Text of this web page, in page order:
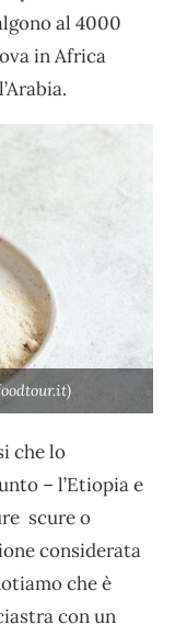
al 4000
in Africa
che lo
– l’Etiopia e
scure o
considerata
che è
con un